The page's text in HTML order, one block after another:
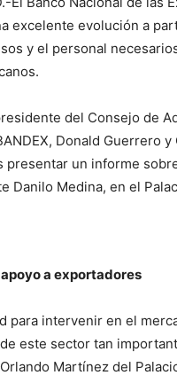
excelente evolución a
y el personal
del Consejo de
Donald Guerrero y
presentar un informe
Danilo Medina, en el
a exportadores
para intervenir en el
este sector tan
Martínez del